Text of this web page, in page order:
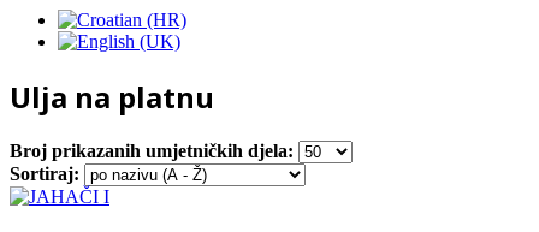
Ulja na platnu
Broj prikazanih umjetničkih djela:
Sortiraj: